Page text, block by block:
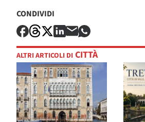
CONDIVIDI
ALTRI ARTICOLI DI CITTÀ